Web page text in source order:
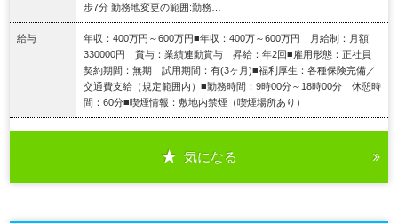
歩7分 勤務地変更の範囲:勤務…
給与
年収：400万円～600万円■年収：400万～600万円 月給制：月額
330000円 賞与：業績連動賞与 昇給：年2回■雇用形態：正社員
契約期間：無期 試用期間：有(3ヶ月)■福利厚生：各種保険完備／
交通費支給（規定範囲内）■勤務時間：9時00分～18時00分 休憩時
間：60分■喫煙情報：敷地内禁煙（喫煙場所あり）
気になる